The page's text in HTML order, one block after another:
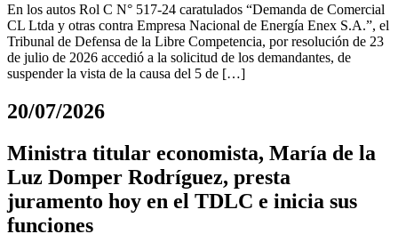
En los autos Rol C N° 517-24 caratulados “Demanda de Comercial
CL Ltda y otras contra Empresa Nacional de Energía Enex S.A.”, el
Tribunal de Defensa de la Libre Competencia, por resolución de 23
de julio de 2026 accedió a la solicitud de los demandantes, de
suspender la vista de la causa del 5 de […]
20/07/2026
Ministra titular economista, María de la
Luz Domper Rodríguez, presta
juramento hoy en el TDLC e inicia sus
funciones